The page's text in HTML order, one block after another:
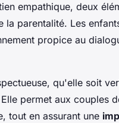
empathique, deux
parentalité. Les
propice au
qu'elle soit
permet aux couples
tout en assurant une